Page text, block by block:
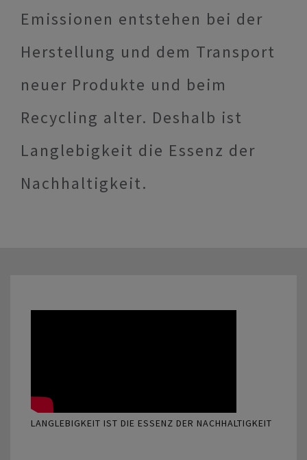
Emissionen entstehen bei der
Herstellung und dem Transport
neuer Produkte und beim
Recycling alter. Deshalb ist
Langlebigkeit die Essenz der
Nachhaltigkeit.
LANGLEBIGKEIT IST DIE ESSENZ DER NACHHALTIGKEIT